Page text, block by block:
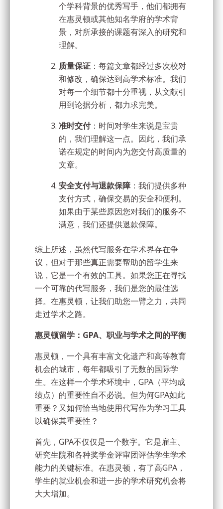
个学科背景的优秀写手，他们都拥有
在惠灵顿或其他知名学府的学术背
景，对所承接的课题有深入的研究和
理解。
质量保证 ：每篇文章都经过多次校对
和修改，确保达到高学术标准。我们
对每一个细节都十分重视，从文献引
用到论据分析，都力求完美。
准时交付：时间对学生来说是宝贵
的，我们理解这一点。因此，我们承
诺在规定的时间内为您交付高质量的
文章。
安全支付与退款保障 ：我们提供多种
支付方式，确保交易的安全和便利。
如果由于某些原因您对我们的服务不
满意，我们还提供退款保障。
综上所述，虽然代写服务在学术界存在争
议，但对于那些真正需要帮助的留学生来
说，它是一个有效的工具。如果您正在寻找
一个可靠的代写服务，我们是您的最佳选
择。在惠灵顿，让我们助您一臂之力，共同
走过学术之路。
惠灵顿留学：GPA、职业与学术之间的平衡
惠灵顿，一个具有丰富文化遗产和高等教育
机会的城市，每年都吸引了无数的国际学
生。在这样一个学术环境中，GPA（平均成
绩点）的重要性自不必说。但为何GPA如此
重要？又如何恰当地使用代写作为学习工具
以确保其重要性？
首先，GPA不仅仅是一个数字。它是雇主、
研究生院和各种奖学金评审团评估学生学术
能力的关键标准。在惠灵顿，有了高GPA，
学生的就业机会和进一步的学术研究机会将
大大增加。